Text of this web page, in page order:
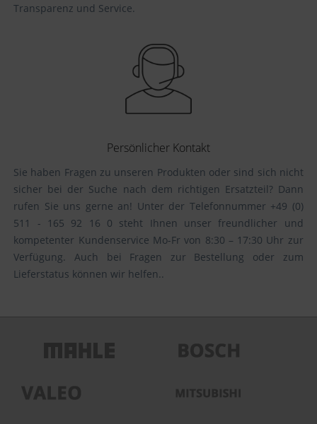
Transparenz und Service.
Persönlicher Kontakt
Sie haben Fragen zu unseren Produkten oder sind sich nicht
sicher bei der Suche nach dem richtigen Ersatzteil? Dann
rufen Sie uns gerne an! Unter der Telefonnummer +49 (0)
511 - 165 92 16 0 steht Ihnen unser freundlicher und
kompetenter Kundenservice Mo-Fr von 8:30 – 17:30 Uhr zur
Verfügung. Auch bei Fragen zur Bestellung oder zum
Lieferstatus können wir helfen..